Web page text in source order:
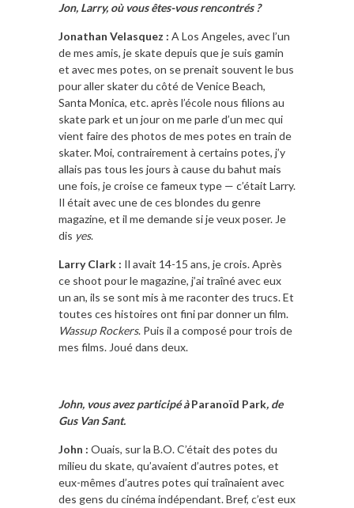
Jon, Larry, où vous êtes-vous rencontrés ?
Jonathan Velasquez : A Los Angeles, avec l’un
de mes amis, je skate depuis que je suis gamin
et avec mes potes, on se prenait souvent le bus
pour aller skater du côté de Venice Beach,
Santa Monica, etc. après l’école nous filions au
skate park et un jour on me parle d’un mec qui
vient faire des photos de mes potes en train de
skater. Moi, contrairement à certains potes, j’y
allais pas tous les jours à cause du bahut mais
une fois, je croise ce fameux type — c’était Larry.
Il était avec une de ces blondes du genre
magazine, et il me demande si je veux poser. Je
dis yes.
Larry Clark : Il avait 14-15 ans, je crois. Après
ce shoot pour le magazine, j’ai traîné avec eux
un an, ils se sont mis à me raconter des trucs. Et
toutes ces histoires ont fini par donner un film.
Wassup Rockers. Puis il a composé pour trois de
mes films. Joué dans deux.
John, vous avez participé àParanoïd Park, de
Gus Van Sant.
John : Ouais, sur la B.O. C’était des potes du
milieu du skate, qu’avaient d’autres potes, et
eux-mêmes d’autres potes qui traînaient avec
des gens du cinéma indépendant. Bref, c’est eux